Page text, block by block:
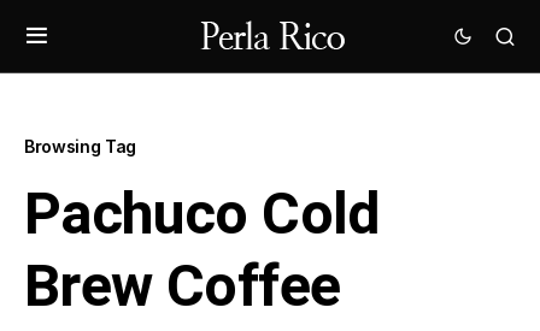
Browsing Tag
Pachuco Cold
Brew Coffee